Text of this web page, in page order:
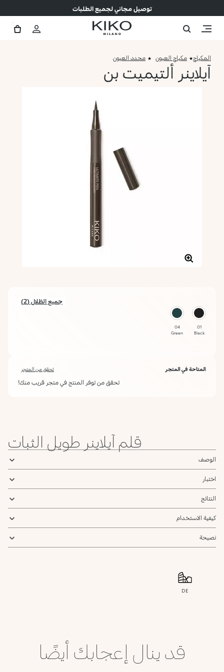
توصيل مجاني لجميع الطلبات
المكياج مكياج العيون محدد العيون
آيلاينر ألتيميت بن
جميع الظلال (2)
01
Black
04
Green
المتاحة في المتجر تحقق من المتجر
تحقق من توفر المنتج في متجر قريب منك!
قلم آيلاينر طويل الثبات
الوصف
اختبار
النتائج
كيفية الاستخدام
نصيحة
DE
قد ينال إعجابك أيضًا